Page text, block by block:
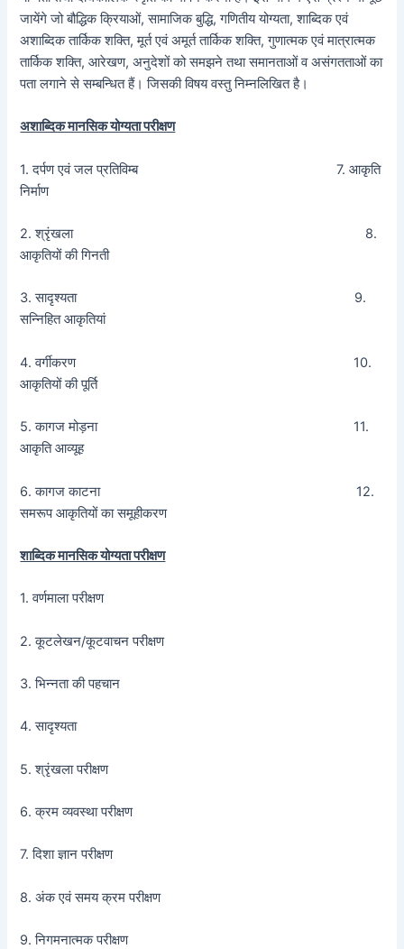
जायेंगे जो बौद्धिक क्रियाओं, सामाजिक बुद्धि, गणितीय योग्यता, शाब्दिक एवं
अशाब्दिक तार्किक शक्ति, मूर्त एवं अमूर्त तार्किक शक्ति, गुणात्मक एवं मात्रात्मक
तार्किक शक्ति, आरेखण, अनुदेशों को समझने तथा समानताओं व असंगतताओं का
पता लगाने से सम्बन्धित हैं। जिसकी विषय वस्तु निम्नलिखित है।
अशाब्दिक मानसिक योग्यता परीक्षण
1. दर्पण एवं जल प्रतिविम्ब 7. आकृति
निर्माण
2. श्रृंखला 8.
आकृतियों की गिनती
3. सादृश्यता 9.
सन्निहित आकृतियां
4. वर्गीकरण 10.
आकृतियों की पूर्ति
5. कागज मोड़ना 11.
आकृति आव्यूह
6. कागज काटना 12.
समरूप आकृतियों का समूहीकरण
शाब्दिक मानसिक योग्यता परीक्षण
1. वर्णमाला परीक्षण
2. कूटलेखन/कूटवाचन परीक्षण
3. भिन्नता की पहचान
4. सादृश्यता
5. श्रृंखला परीक्षण
6. क्रम व्यवस्था परीक्षण
7. दिशा ज्ञान परीक्षण
8. अंक एवं समय क्रम परीक्षण
9. निगमनात्मक परीक्षण